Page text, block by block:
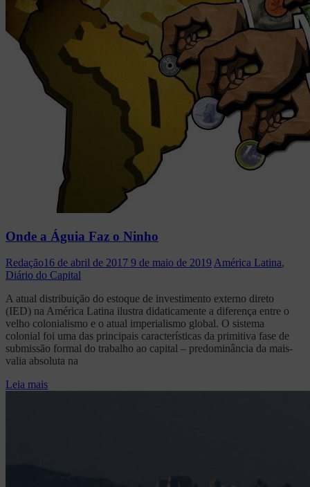
Onde a Águia Faz o Ninho
Redação16 de abril de 2017 9 de maio de 2019 América Latina,
Diário do Capital
A atual distribuição do estoque de investimento externo direto
(IED) na América Latina ilustra didaticamente a diferença entre o
velho colonialismo e o atual imperialismo global. O sistema
colonial foi uma das principais características da primitiva fase de
submissão formal do trabalho ao capital – predominância da mais-
valia absoluta na
Leia mais